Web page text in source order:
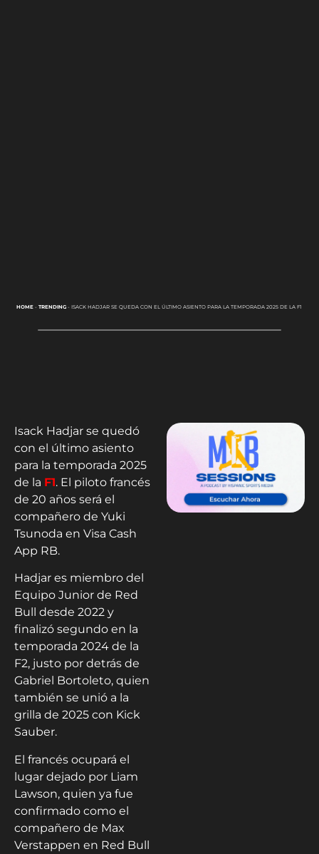
HOME- TRENDING- ISACK HADJAR SE QUEDA CON EL ÚLTIMO ASIENTO PARA LA TEMPORADA 2025 DE LA F1
Isack Hadjar se quedó
con el último asiento
para la temporada 2025
de la F1. El piloto francés
de 20 años será el
compañero de Yuki
Tsunoda en Visa Cash
App RB.
Hadjar es miembro del
Equipo Junior de Red
Bull desde 2022 y
finalizó segundo en la
temporada 2024 de la
F2, justo por detrás de
Gabriel Bortoleto, quien
también se unió a la
grilla de 2025 con Kick
Sauber.
El francés ocupará el
lugar dejado por Liam
Lawson, quien ya fue
confirmado como el
compañero de Max
Verstappen en Red Bull